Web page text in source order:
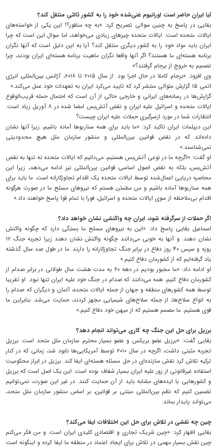
آیا ایران حاضر است اورانیوم غنی‌شده خود را به کشور ثالثی منتقل کند؟
بقایی در پاسخ به چنین سوالی تصریح کرد: «به چه منظور؟! این یکی از خواسته‌های
ایالات متحده است. ایالات متحده چیزهای زیادی می‌خواهد، اما سوال این است که چرا
ایران باید مواد خود را به کشور دیگری منتقل کند؟ آیا به این دلیل است که آنها نگران
برنامه هسته‌ای ما هستند؟ اگر آنها واقعا نگران ماهیت برنامه هسته‌ای ایران بودند، چرا
تصمیم به خروج از برجام گرفتند؟»
وی افزود: «برجام کاملا در حال اجرا بود. از سال ۲۰۱۵ تا ۲۰۱۸، آژانس بین‌المللی انرژی
اتمی ۱۵ گزارش متوالی منتشر کرد که تایید می‌کرد ایران به تعهدات خود عمل می‌کند.»
گزارش‌ها در رسانه‌های ایرانی و خارجی حاکی از آن است که احتمال حمله قریب‌الوقوع
ایالات متحده و اسرائیل علیه ایران و نقض آتش‌بس امضا شده در ۸ آوریل زیاد است.
انتظارات شما در مورد ازسرگیری حملات علیه ایران چیست؟
این دیپلمات ایران تاکید کرد: «ما باید برای همه سناریوها آماده باشیم، زیرا آنها نشان
داده‌اند که در نقض قوانین بین‌المللی و منشور سازمان ملل هیچ محدودیتی
نمی‌شناسند.»
او گفت: «اگرچه ما در نوعی آتش‌بس هستیم، می‌دانیم که ایالات متحده نه تنها به نقض
آتش‌بس، بلکه به نقض اصول اساسی قوانین بین‌المللی نیز ادامه می‌دهد، زیرا این
محاصره دریایی اعمال‌شده توسط ایالات متحده یک اقدام تجاوزکارانه است. ما باید برای
همه سناریوها آماده باشیم و من مطمئن هستم که نیروهای مسلح ما در صورت هرگونه
اقدام بی‌ملاحظه از سوی ایالات متحده و اسرائیل، فورا با تمام قوا پاسخ خواهند داد.»
اگر حملات از سرگرفته شود، ایران چه واکنشی نشان خواهد داد؟
اسماعیل بقایی پاسخ داد: «این به نیروهای مسلح ما بستگی دارد که چگونه واکنش
نشان دهند. و آنها به خوبی می‌دانند چگونه واکنش نشان دهند زیرا تجربه جنگ ۱۲
روزه و سپس ۴۰ روز دفاع در برابر جنگ تجاوزکارانه را دارند. ما در طول صد سال گذشته
یاد گرفته‌ایم که از کشورمان دفاع کنیم.»
او ادامه داد: «ما مجبور بودیم در دهه ۶۰ به مدت هشت سال طولانی در برابر صدام از
کشورمان دفاع کنیم. همه می‌دانند که صدام در جنگ خود علیه ایران تنها نبود. او تقریبا
توسط همه کشورهای منطقه و جهان از جمله ایالات متحده، آلمان و دیگران که صدام را
به انواع سلاح‌ها، از جمله سلاح‌های شیمیایی مجهز کردند، حمایت می‌شد. بنابراین ما
قوی هستیم. ما مصمم هستیم که از میهن خود دفاع کنیم.»
برزیل برای حل این جنگ چه کاری می‌تواند انجام دهد؟
بقایی گفت: «برزیل عضو بریکس و عضو بسیار محترم سازمان ملل متحد است. برزیل
تجربه مثبتی داشت، اگرچه در سال ۲۰۱۰ توسط آمریکایی‌ها نابود شد، زمانی که در کنار
ترکیه تلاش کرد نقش سازنده‌ای در حل مسئله هسته‌ای ایفا کند. برزیل در ابراز محکومیت
استفاده غیرقانونی از زور علیه ایران بسیار شفاف بوده است. این یک اصل است که برزیل
و کشورهایی با ایده‌های مشابه باید از آن حمایت کنند. در غیر این صورت، نمی‌توانیم
تضمین کنیم که نظم بین‌المللی مبتنی بر قوانین، بر اساس منشور سازمان ملل متحد،
می‌تواند پایدار بماند.
چین چه نقشی در تلاش برای حل این اختلافات ایفا می‌کند؟
بقایی اظهار کرد: «چین شریک تجاری و اقتصادی کلیدی ایران است. و من فکر می‌کنم
چین نقش بسیار مهمی در تلاش برای ایجاد اعتماد در منطقه ما ایفا کرده و اینگونه است